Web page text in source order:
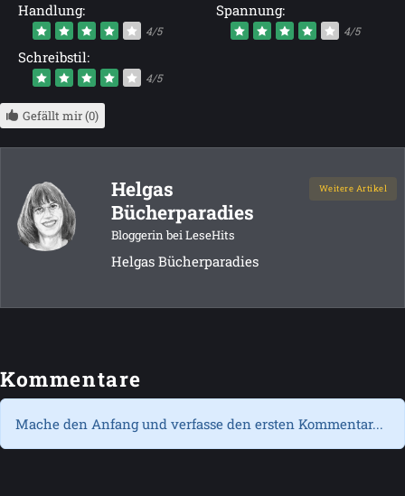
Handlung:
4/5
Spannung:
4/5
Schreibstil:
4/5
Gefällt mir (0)
Helgas
Bücherparadies
Bloggerin bei LeseHits
Weitere Artikel
Helgas Bücherparadies
Kommentare
Mache den Anfang und verfasse den ersten Kommentar...